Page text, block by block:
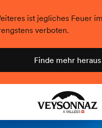
ist jegliches Feuer im
verboten.
Finde mehr heraus